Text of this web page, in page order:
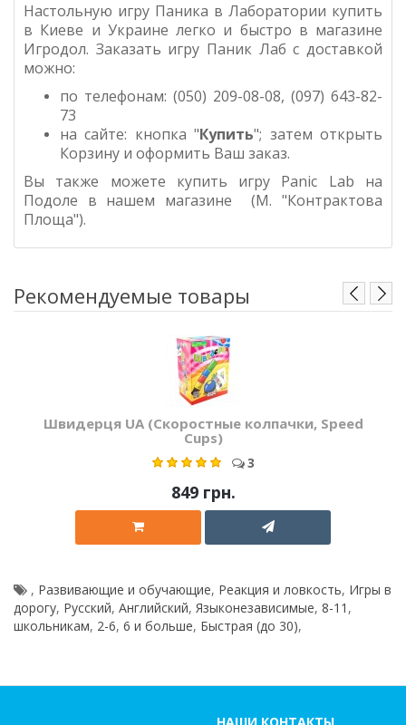
Настольную игру Паника в Лаборатории купить
в Киеве и Украине легко и быстро в магазине
Игродол. Заказать игру Паник Лаб с доставкой
можно:
по телефонам: (050) 209-08-08, (097) 643-82-
73
на сайте: кнопка "Купить"; затем открыть
Корзину и оформить Ваш заказ.
Вы также можете купить игру Panic Lab на
Подоле в нашем магазине (М. "Контрактова
Площа").
Рекомендуемые товары
Швидерця UA (Скоростные колпачки, Speed
Cups)
3
849 грн.
, Развивающие и обучающие, Реакция и ловкость, Игры в
дорогу, Русский, Английский, Языконезависимые, 8-11 ,
школьникам, 2-6, 6 и больше, Быстрая (до 30),